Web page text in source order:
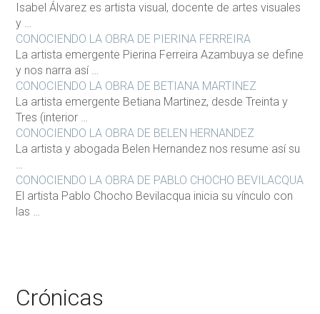
Isabel Álvarez es artista visual, docente de artes visuales
y …
CONOCIENDO LA OBRA DE PIERINA FERREIRA
La artista emergente Pierina Ferreira Azambuya se define
y nos narra así …
CONOCIENDO LA OBRA DE BETIANA MARTINEZ
La artista emergente Betiana Martinez, desde Treinta y
Tres (interior …
CONOCIENDO LA OBRA DE BELEN HERNANDEZ
La artista y abogada Belen Hernandez nos resume así su
…
CONOCIENDO LA OBRA DE PABLO CHOCHO BEVILACQUA
El artista Pablo Chocho Bevilacqua inicia su vínculo con
las …
Crónicas